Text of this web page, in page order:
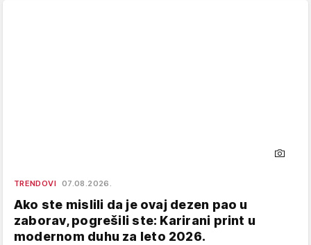
TRENDOVI 07.08.2026.
Ako ste mislili da je ovaj dezen pao u
zaborav, pogrešili ste: Karirani print u
modernom duhu za leto 2026.